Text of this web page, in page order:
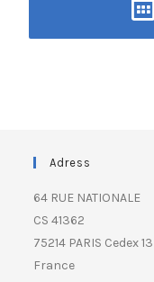
Adress
64 RUE NATIONALE
CS 41362
75214 PARIS Cedex 13
France